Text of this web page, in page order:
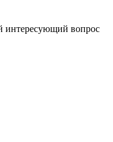
интересующий вопрос